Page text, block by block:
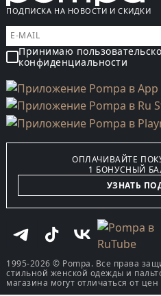
ПОДПИСКА НА НОВОСТИ И СКИДКИ
Принимаю
конфиденциальности
ОПЛАЧИВАЙТЕ
1 БОНУСНЫЙ
УЗНАТЬ
1995-2026 © Pompa. Все права
стильной женской одежды и
магазина могут отличаться от